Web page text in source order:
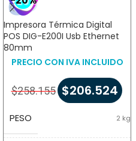
Impresora Térmica Digital
POS DIG-E200I Usb Ethernet
80mm
PRECIO CON IVA INCLUIDO
$258.155 $206.524
PESO 2 kg